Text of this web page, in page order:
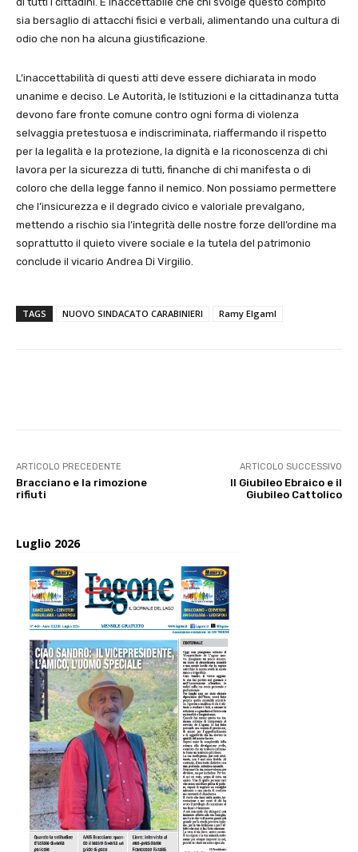
sia bersaglio di attacchi fisici e verbali, alimentando una cultura di
odio che non ha alcuna giustificazione.
L’inaccettabilità di questi atti deve essere dichiarata in modo
unanime e deciso. Le Autorità, le Istituzioni e la cittadinanza tutta
devono fare fronte comune contro ogni forma di violenza
selvaggia pretestuosa e indiscriminata, riaffermando il rispetto
per la legalità e la protezione, la dignità e la riconoscenza di chi
lavora per la sicurezza di tutti, finanche di chi manifesta o di
coloro che della legge fanno il nemico. Non possiamo permettere
che l’insicurezza e il degrado civico e valoriale prevalgano,
mettendo a rischio sia l’integrità delle nostre forze dell’ordine ma
soprattutto il quieto vivere sociale e la tutela del patrimonio
conclude il vicario Andrea Di Virgilio.
TAGS NUOVO SINDACATO CARABINIERI Ramy Elgaml
ARTICOLO PRECEDENTE
Bracciano e la rimozione
rifiuti
ARTICOLO SUCCESSIVO
Il Giubileo Ebraico e il
Giubileo Cattolico
Luglio 2026